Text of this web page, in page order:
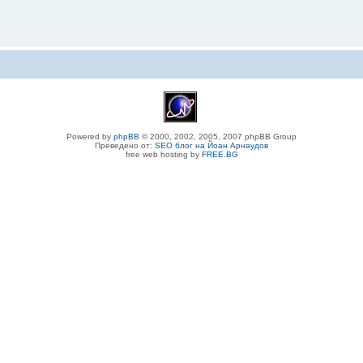
Powered by phpBB © 2000, 2002, 2005, 2007 phpBB Group
Преведено от: SEO блог на Йоан Арнаудов
free web hosting by FREE.BG